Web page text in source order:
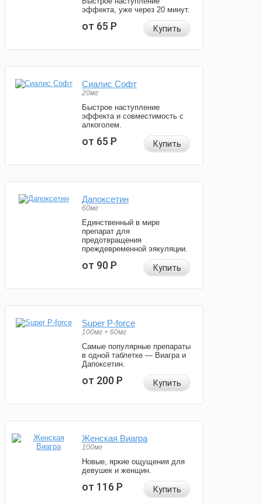
эффекта, уже через 20 минут.
от 65Р Купить
Сиалис Софт
20мг
Быстрое наступление
эффекта и совместимость с
алкоголем.
от 65Р Купить
Дапоксетин
60мг
Единственный в мире
препарат для
предотвращения
преждевременной эякуляции.
от 90Р Купить
Super P-force
100мг + 60мг
Самые популярные препараты
в одной таблетке — Виагра и
Дапоксетин.
от 200Р Купить
Женская Виагра
100мг
Новые, яркие ощущения для
девушек и женщин.
от 116Р Купить